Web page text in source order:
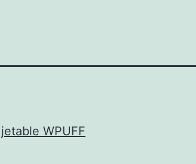
WPUFF